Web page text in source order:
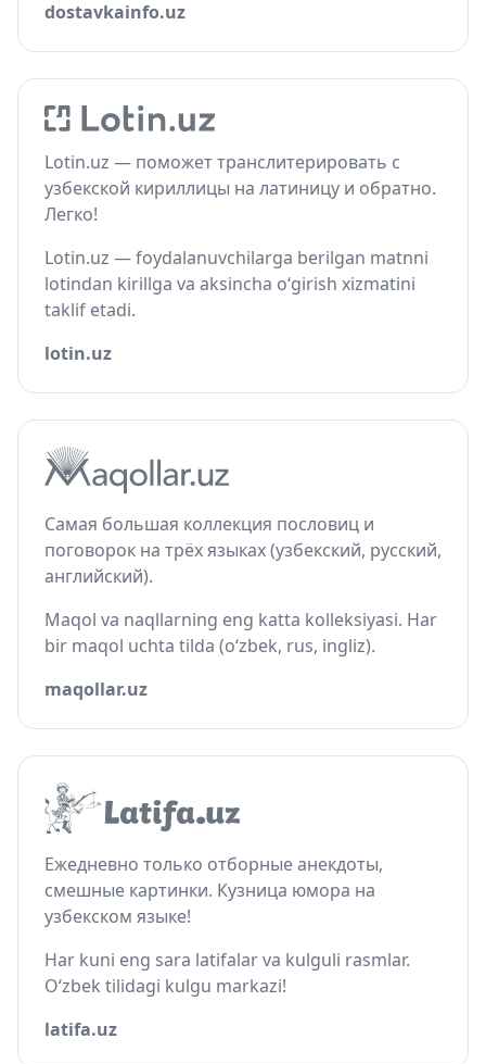
dostavkainfo.uz
Lotin.uz — поможет транслитерировать с
узбекской кириллицы на латиницу и обратно.
Легко!
Lotin.uz — foydalanuvchilarga berilgan matnni
lotindan kirillga va aksincha o‘girish xizmatini
taklif etadi.
lotin.uz
Самая большая коллекция пословиц и
поговорок на трёх языках (узбекский, русский,
английский).
Maqol va naqllarning eng katta kolleksiyasi. Har
bir maqol uchta tilda (o‘zbek, rus, ingliz).
maqollar.uz
Ежедневно только отборные анекдоты,
смешные картинки. Кузница юмора на
узбекском языке!
Har kuni eng sara latifalar va kulguli rasmlar.
O‘zbek tilidagi kulgu markazi!
latifa.uz